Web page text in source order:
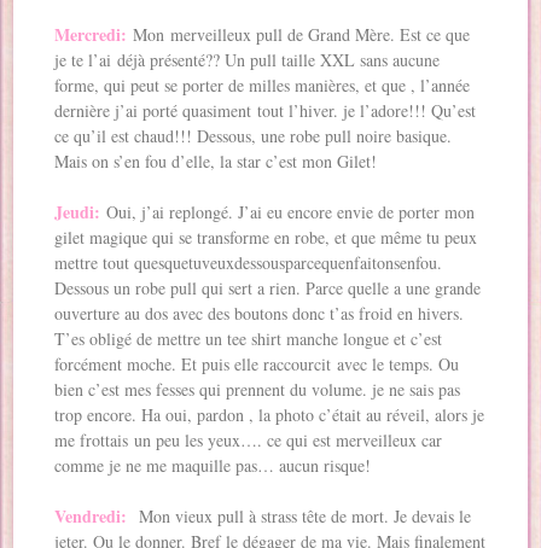
Mercredi:Mon merveilleux pull de Grand Mère. Est ce que
je te l’ai déjà présenté?? Un pull taille XXL sans aucune
forme, qui peut se porter de milles manières, et que , l’année
dernière j’ai porté quasiment tout l’hiver. je l’adore!!! Qu’est
ce qu’il est chaud!!! Dessous, une robe pull noire basique.
Mais on s’en fou d’elle, la star c’est mon Gilet!
Jeudi: Oui, j’ai replongé. J’ai eu encore envie de porter mon
gilet magique qui se transforme en robe, et que même tu peux
mettre tout quesquetuveuxdessousparcequenfaitonsenfou.
Dessous un robe pull qui sert a rien. Parce quelle a une grande
ouverture au dos avec des boutons donc t’as froid en hivers.
T’es obligé de mettre un tee shirt manche longue et c’est
forcément moche. Et puis elle raccourcit avec le temps. Ou
bien c’est mes fesses qui prennent du volume. je ne sais pas
trop encore. Ha oui, pardon , la photo c’était au réveil, alors je
me frottais un peu les yeux…. ce qui est merveilleux car
comme je ne me maquille pas… aucun risque!
Vendredi: Mon vieux pull à strass tête de mort. Je devais le
jeter. Ou le donner. Bref le dégager de ma vie. Mais finalement